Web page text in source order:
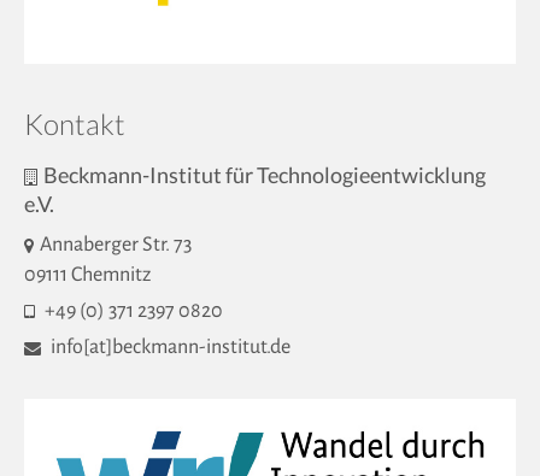
Kontakt
Beckmann-Institut für Technologieentwicklung
e.V.
Annaberger Str. 73
09111 Chemnitz
+49 (0) 371 2397 0820
info[at]beckmann-institut.de